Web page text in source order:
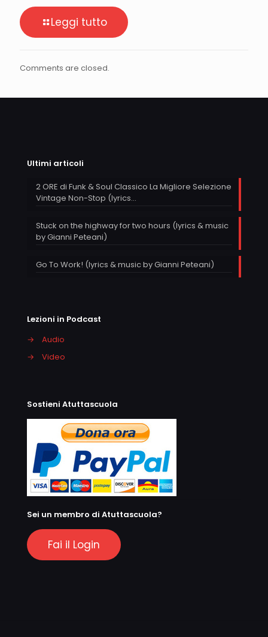
Leggi tutto
Comments are closed.
Ultimi articoli
2 ORE di Funk & Soul Classico La Migliore Selezione
Vintage Non-Stop (lyrics…
Stuck on the highway for two hours (lyrics & music
by Gianni Peteani)
Go To Work! (lyrics & music by Gianni Peteani)
Lezioni in Podcast
→
Audio
→
Video
Sostieni Atuttascuola
Sei un membro di Atuttascuola?
Fai il Login